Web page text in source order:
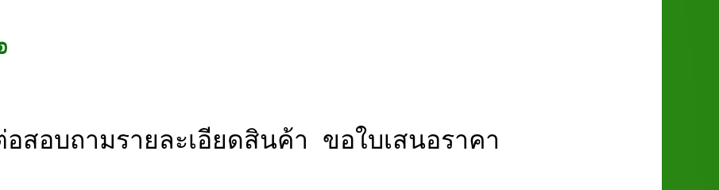
อสอบถามรายละเอียดสินค้า ขอใบเสนอราคา